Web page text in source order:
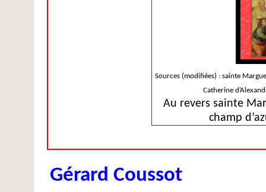
Sources (modifiées) : sainte
Catherine
Au revers sainte
champ
Gérard Coussot